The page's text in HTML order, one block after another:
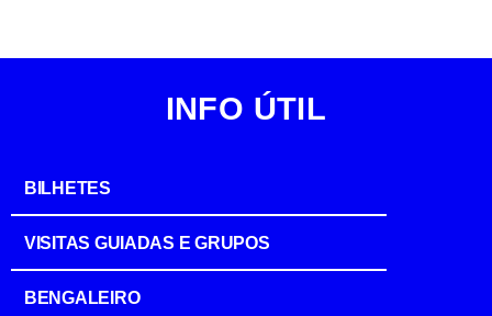
INFO ÚTIL
BILHETES
VISITAS GUIADAS E GRUPOS
BENGALEIRO